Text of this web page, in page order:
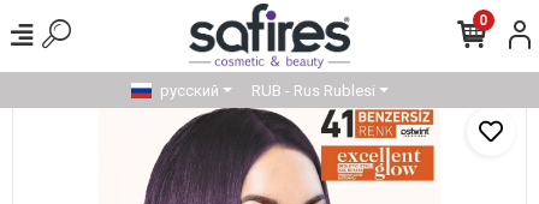
0
русский RUB - Rus Rublesi